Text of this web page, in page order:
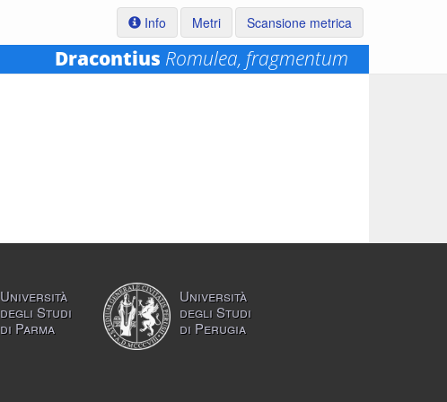
Info Metri Scansione metrica
Dracontius Romulea, fragmentum
Università
degli Studi
di Parma
Università
degli Studi
di Perugia